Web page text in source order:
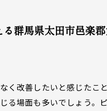
る群馬県太田市邑楽
く改善したいと感じた
る場面も多いでしょう。